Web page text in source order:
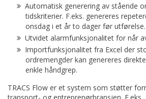
Automatisk generering av stående
tidskriterier. F.eks. genereres
onsdag i et år to dager før utførelse.
Utvidet alarmfunksjonalitet for når
Importfunksjonalitet fra Excel der
ordremengder kan genereres
enkle håndgrep.
TRACS Flow er et system som støtter
transport- og entreprenørbransjen. F.eks.